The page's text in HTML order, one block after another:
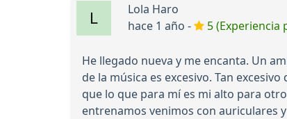
Lola Haro
hace 1 año -
5 (Experiencia
He llegado nueva y me encanta. Un
de la música es excesivo. Tan
que lo que para mí es mi alto para
entrenamos venimos con auriculares